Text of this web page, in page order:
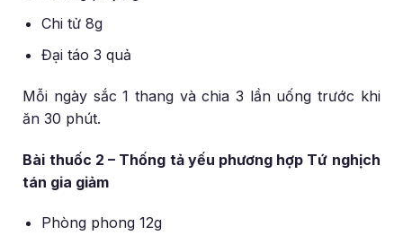
Chi tử 8g
Đại táo 3 quả
Mỗi ngày sắc 1 thang và chia 3 lần uống trước khi
ăn 30 phút.
Bài thuốc 2 – Thống tả yếu phương hợp Tứ nghịch
tán gia giảm
Phòng phong 12g